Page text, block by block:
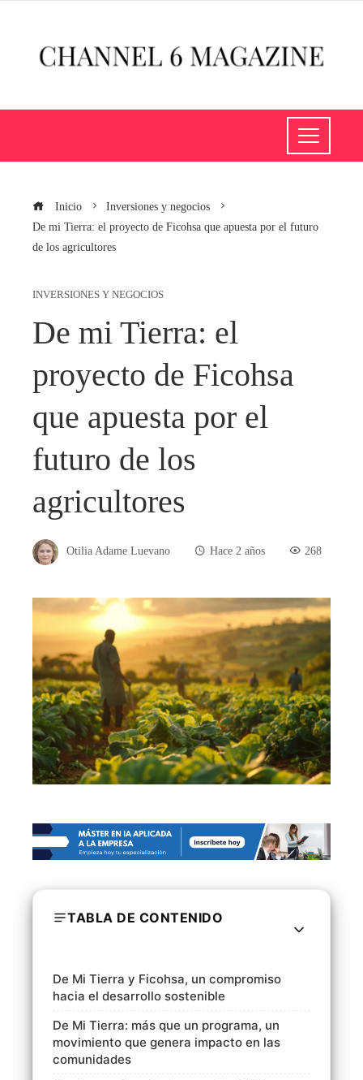
Inicio
Inversiones y negocios
De mi Tierra: el proyecto de Ficohsa que apuesta por el futuro
de los agricultores
INVERSIONES Y NEGOCIOS
De mi Tierra: el
proyecto de Ficohsa
que apuesta por el
futuro de los
agricultores
Otilia Adame Luevano Hace 2 años 268
TABLA DE CONTENIDO
De Mi Tierra y Ficohsa, un compromiso
hacia el desarrollo sostenible
De Mi Tierra: más que un programa, un
movimiento que genera impacto en las
comunidades